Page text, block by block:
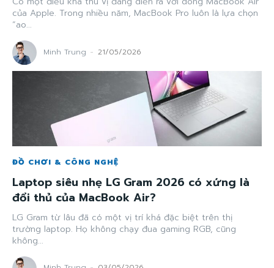
của Apple. Trong nhiều năm, MacBook Pro luôn là lựa chọn
“ao...
Minh Trung - 21/05/2026
ĐỒ CHƠI & CÔNG NGHỆ
Laptop siêu nhẹ LG Gram 2026 có xứng là
đổi thủ của MacBook Air?
LG Gram từ lâu đã có một vị trí khá đặc biệt trên thị
trường laptop. Họ không chạy đua gaming RGB, cũng
không...